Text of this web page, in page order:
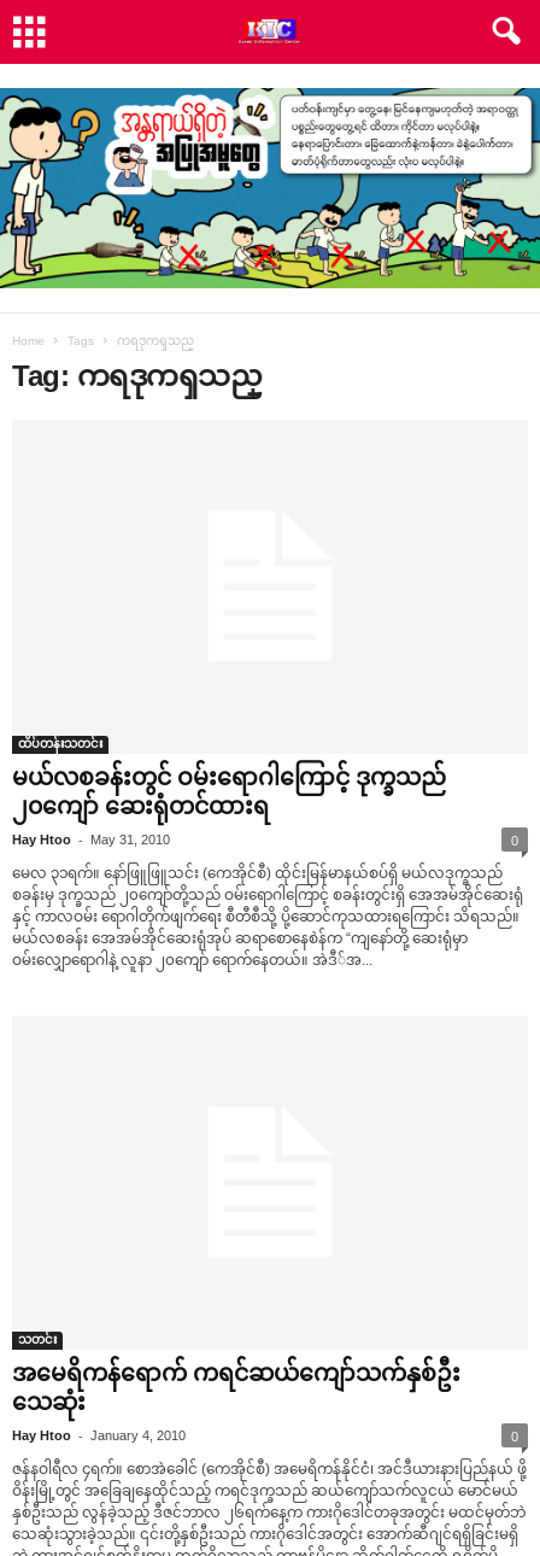
Home Tags ကရဒုကၡသည္
Tag: ကရဒုကၡသည္
ထိပ်တန်းသတင်း
မယ်လစခန်းတွင် ဝမ်း‌ရောဂါ‌ကြောင့် ဒုက္ခသည်
၂၀‌ကျော် ‌ဆေးရုံတင်ထားရ
Hay Htoo - May 31, 2010 0
‌မေလ ၃၁ရက်။ ‌နော်ဖြူဖြူသင်း (‌ကေအိုင်စီ) ထိုင်းမြန်မာနယ်စပ်ရှိ မယ်လဒုက္ခသည်
စခန်းမှ ဒုက္ခသည် ၂၀‌ကျော်တို့သည် ဝမ်း‌ရောဂါ‌ကြောင့် စခန်းတွင်းရှိ ‌အေအမ်အိုင်‌ဆေးရုံ
နှင့် ကာလဝမ်း ‌ရောဂါတိုက်ဖျက်‌ရေး စီတီစီသို့ ပို့‌ဆောင်ကုသထားရ‌ကြောင်း သိရသည်။
မယ်လစခန်း ‌အေအမ်အိုင်‌ဆေးရုံအုပ် ဆရာ‌စော‌နေစဲန်က “ကျ‌နော်တို့ ‌ဆေးရုံမှာ
ဝမ်း‌လျှော‌ရောဂါနဲ့ လူနာ ၂၀‌ကျော် ‌ရောက်‌နေတယ်။ အဲဒီ်အ...
သတင်း
အ‌မေရိကန်‌ရောက် ကရင်ဆယ်‌ကျော်သက်နှစ်ဦး
‌သေဆုံး
Hay Htoo - January 4, 2010 0
ဇန်နဝါရီလ ၄ရက်။ ‌စောအဲ‌ခေါင် (‌ကေအိုင်စီ) အ‌မေရိကန်နိုင်ငံ၊ အင်ဒီယားနားပြည်နယ် ဖို့
ဝိန်းမြို့တွင် အ‌ခြေချ‌နေထိုင်သည့် ကရင်ဒုက္ခသည် ဆယ်‌ကျော်သက်လူငယ် ‌မောင်မယ်
နှစ်ဦးသည် လွန်ခဲ့သည့် ဒီဇင်ဘာလ ၂၆ရက်‌နေ့က ကားဂို‌ဒေါင်တခုအတွင်း မထင်မှတ်ဘဲ
‌သေဆုံးသွားခဲ့သည်။ ၎င်းတို့နှစ်ဦးသည် ကားဂို‌ဒေါင်အတွင်း ‌အောက်ဆီဂျင်ရရှိခြင်းမရှိ